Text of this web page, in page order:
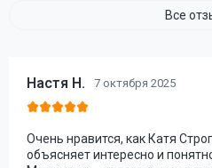
Все
Настя Н. 7 октября 2025
Очень нравится, как Катя
объясняет интересно и